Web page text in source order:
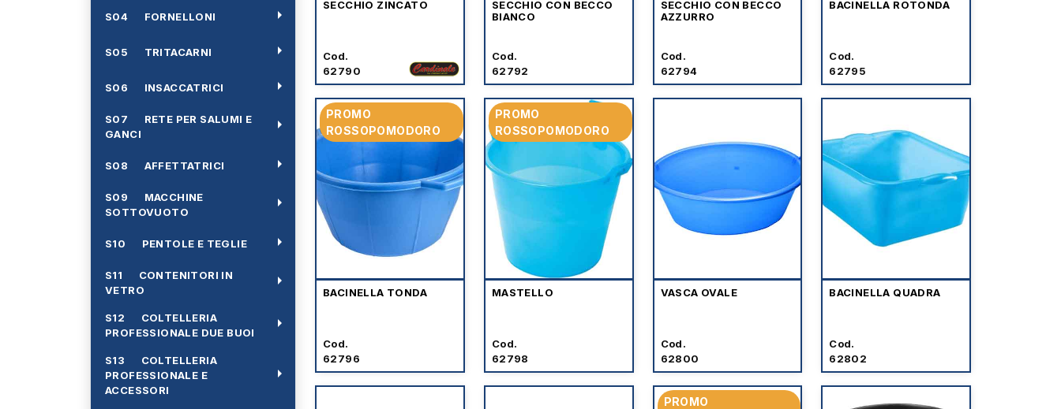
S04 FORNELLONI arrow_right
S05 TRITACARNI arrow_right
S06 INSACCATRICI arrow_right
S07 RETE PER SALUMI E
GANCI
arrow_right
S08 AFFETTATRICI arrow_right
S09 MACCHINE
SOTTOVUOTO
arrow_right
S10 PENTOLE E TEGLIE arrow_right
S11 CONTENITORI IN
VETRO
arrow_right
S12 COLTELLERIA
PROFESSIONALE DUE BUOI
arrow_right
S13 COLTELLERIA
PROFESSIONALE E
ACCESSORI
arrow_right
SECCHIO ZINCATO
Cod.
62790
SECCHIO CON BECCO
BIANCO
Cod.
62792
SECCHIO CON BECCO
AZZURRO
Cod.
62794
BACINELLA ROTONDA
Cod.
62795
PROMO
ROSSOPOMODORO
BACINELLA TONDA
Cod.
62796
PROMO
ROSSOPOMODORO
MASTELLO
Cod.
62798
VASCA OVALE
Cod.
62800
BACINELLA QUADRA
Cod.
62802
PROMO